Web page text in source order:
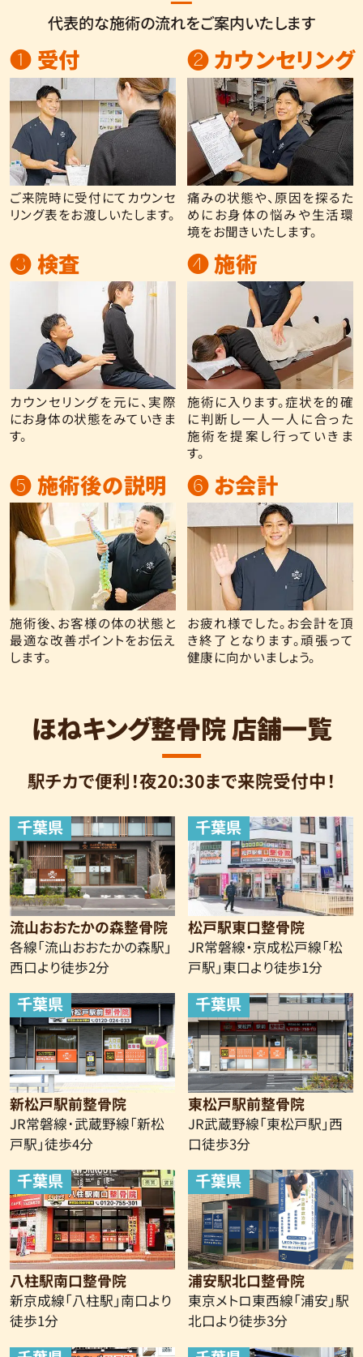
代表的な施術の流れをご案内いたします
❶ 受付
ご来院時に受付にてカウンセ
リング表をお渡しいたします。
❷ カウンセリング
痛みの状態や、原因を探るた
めにお身体の悩みや生活環
境をお聞きいたします。
❸ 検査
カウンセリングを元に、実際
にお身体の状態をみていきま
す。
❹ 施術
施術に入ります。症状を的確
に判断し一人一人に合った
施術を提案し行っていきま
す。
❺ 施術後の説明
施術後、お客様の体の状態と
最適な改善ポイントをお伝え
します。
❻ お会計
お疲れ様でした。お会計を頂
き終了となります。頑張って
健康に向かいましょう。
ほねキング整骨院 店舗一覧
駅チカで便利！夜20:30まで来院受付中！
千葉県
流山おおたかの森整骨院
各線「流山おおたかの森駅」
西口より徒歩2分
千葉県
松戸駅東口整骨院
JR常磐線・京成松戸線「松
戸駅」東口より徒歩1分
千葉県
新松戸駅前整骨院
JR常磐線･武蔵野線「新松
戸駅」徒歩4分
千葉県
東松戸駅前整骨院
JR武蔵野線「東松戸駅」西
口徒歩3分
千葉県
八柱駅南口整骨院
新京成線「八柱駅」南口より
徒歩1分
千葉県
浦安駅北口整骨院
東京メトロ東西線「浦安」駅
北口より徒歩3分